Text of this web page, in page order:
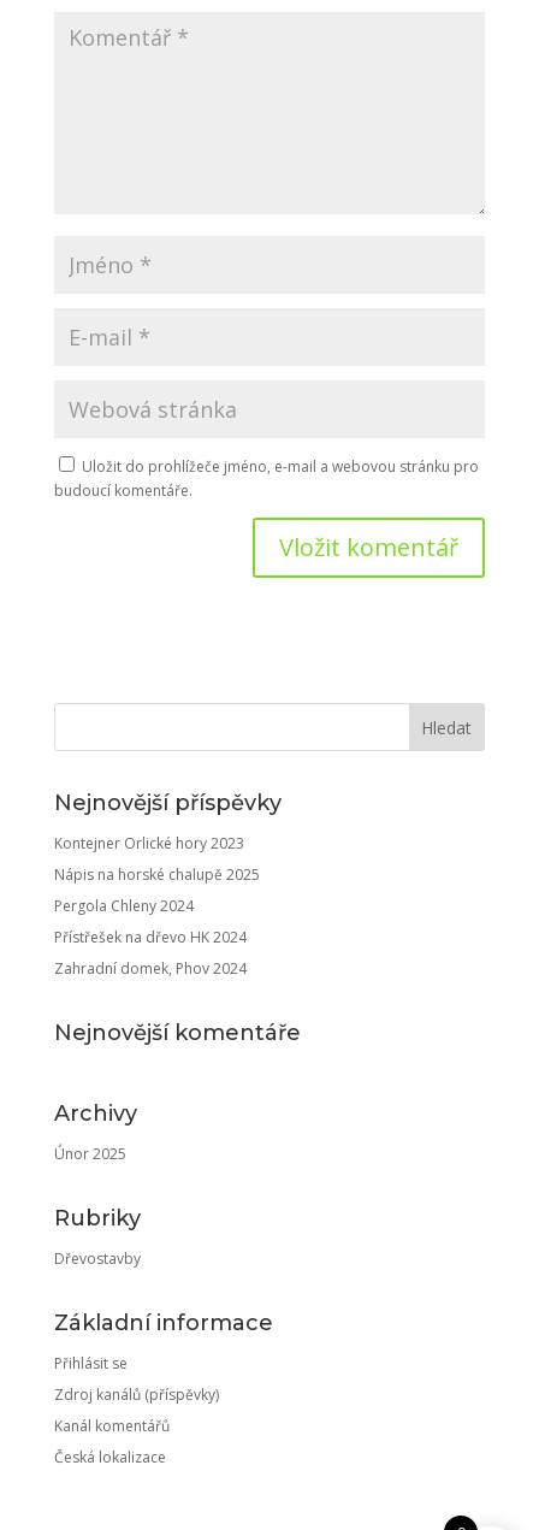
Uložit do prohlížeče jméno, e-mail a webovou stránku pro
budoucí komentáře.
Nejnovější příspěvky
Kontejner Orlické hory 2023
Nápis na horské chalupě 2025
Pergola Chleny 2024
Přístřešek na dřevo HK 2024
Zahradní domek, Phov 2024
Nejnovější komentáře
Archivy
Únor 2025
Rubriky
Dřevostavby
Základní informace
Přihlásit se
Zdroj kanálů (příspěvky)
Kanál komentářů
Česká lokalizace